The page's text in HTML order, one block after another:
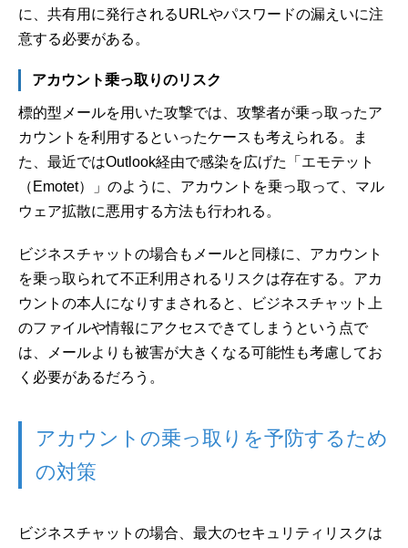
に、共有用に発行されるURLやパスワードの漏えいに注
意する必要がある。
アカウント乗っ取りのリスク
標的型メールを用いた攻撃では、攻撃者が乗っ取ったア
カウントを利用するといったケースも考えられる。ま
た、最近ではOutlook経由で感染を広げた「エモテット
（Emotet）」のように、アカウントを乗っ取って、マル
ウェア拡散に悪用する方法も行われる。
ビジネスチャットの場合もメールと同様に、アカウント
を乗っ取られて不正利用されるリスクは存在する。アカ
ウントの本人になりすまされると、ビジネスチャット上
のファイルや情報にアクセスできてしまうという点で
は、メールよりも被害が大きくなる可能性も考慮してお
く必要があるだろう。
アカウントの乗っ取りを予防するため
の対策
ビジネスチャットの場合、最大のセキュリティリスクは